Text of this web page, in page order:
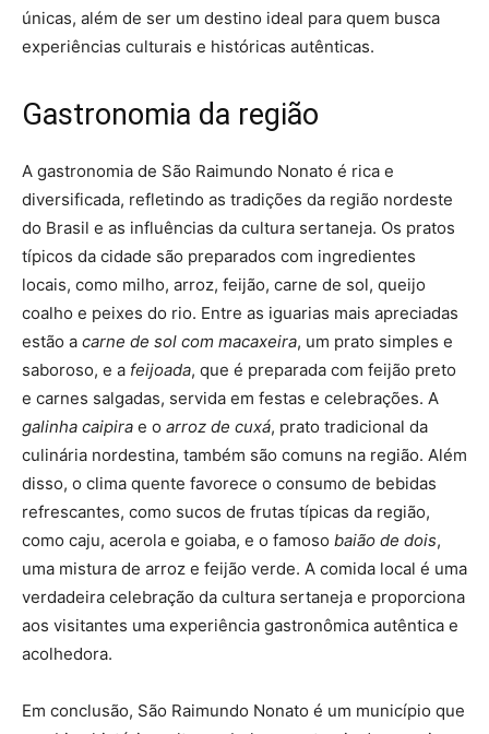
únicas, além de ser um destino ideal para quem busca
experiências culturais e históricas autênticas.
Gastronomia da região
A gastronomia de São Raimundo Nonato é rica e
diversificada, refletindo as tradições da região nordeste
do Brasil e as influências da cultura sertaneja. Os pratos
típicos da cidade são preparados com ingredientes
locais, como milho, arroz, feijão, carne de sol, queijo
coalho e peixes do rio. Entre as iguarias mais apreciadas
estão a carne de sol com macaxeira, um prato simples e
saboroso, e a feijoada, que é preparada com feijão preto
e carnes salgadas, servida em festas e celebrações. A
galinha caipira e o arroz de cuxá, prato tradicional da
culinária nordestina, também são comuns na região. Além
disso, o clima quente favorece o consumo de bebidas
refrescantes, como sucos de frutas típicas da região,
como caju, acerola e goiaba, e o famoso baião de dois,
uma mistura de arroz e feijão verde. A comida local é uma
verdadeira celebração da cultura sertaneja e proporciona
aos visitantes uma experiência gastronômica autêntica e
acolhedora.
Em conclusão, São Raimundo Nonato é um município que